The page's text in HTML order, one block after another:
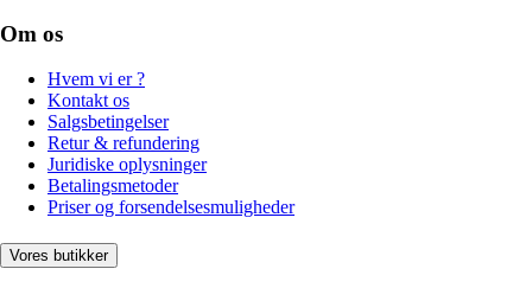
Om os
Hvem vi er ?
Kontakt os
Salgsbetingelser
Retur & refundering
Juridiske oplysninger
Betalingsmetoder
Priser og forsendelsesmuligheder
Vores butikker